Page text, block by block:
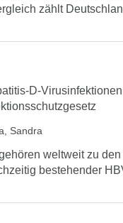
zählt
D-
Sandra
weltweit zu
bestehender